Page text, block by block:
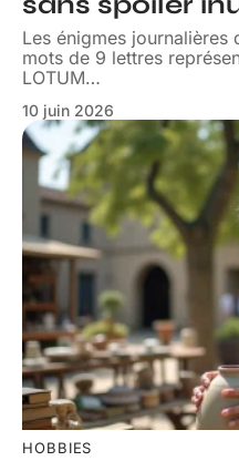
Les énigmes journalières
mots de 9 lettres
LOTUM…
10 juin 2026
HOBBIES